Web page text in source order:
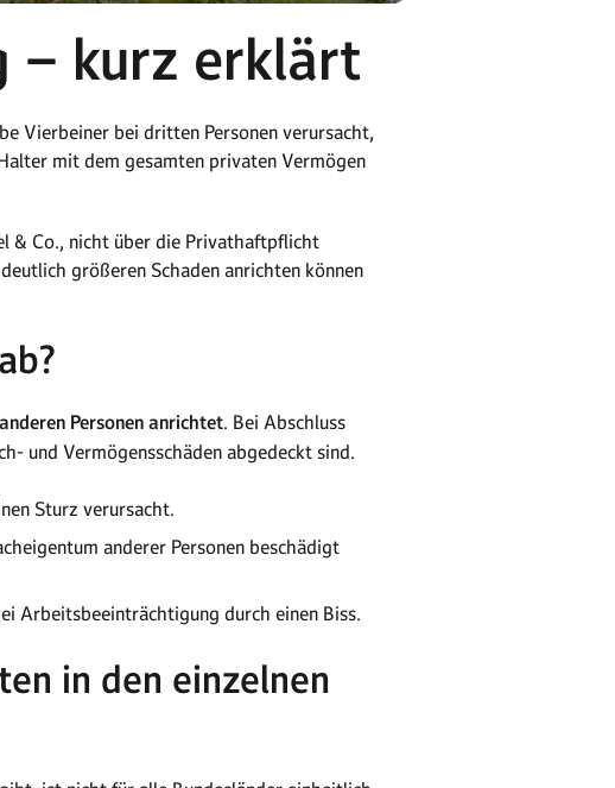
– kurz erklärt
Vierbeiner bei dritten Personen verursacht,
mit dem gesamten privaten Vermögen
& Co., nicht über die Privathaftpflicht
größeren Schaden anrichten können
Personen anrichtet. Bei Abschluss
und Vermögensschäden abgedeckt sind.
Sturz verursacht.
anderer Personen beschädigt
Arbeitsbeeinträchtigung durch einen Biss.
in den einzelnen